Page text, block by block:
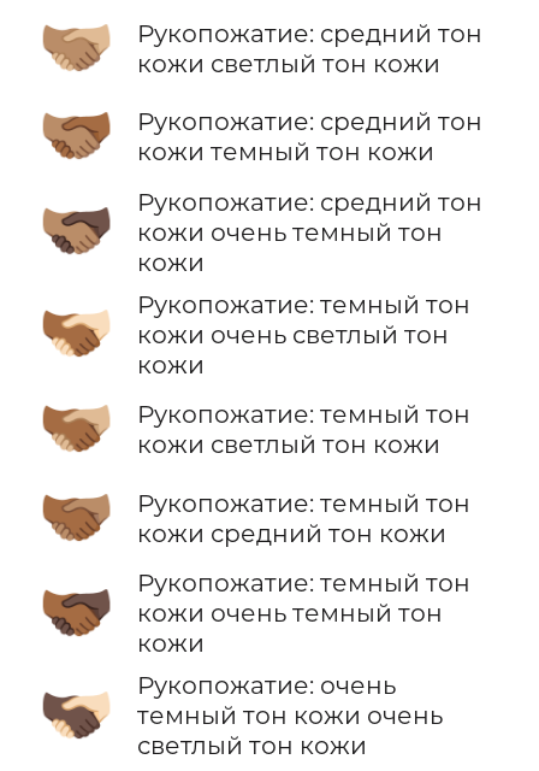
🫱🏽‍🫲🏼
Рукопожатие: средний тон
кожи светлый тон кожи
🫱🏽‍🫲🏾
Рукопожатие: средний тон
кожи темный тон кожи
🫱🏽‍🫲🏿
Рукопожатие: средний тон
кожи очень темный тон
кожи
🫱🏾‍🫲🏻
Рукопожатие: темный тон
кожи очень светлый тон
кожи
🫱🏾‍🫲🏼
Рукопожатие: темный тон
кожи светлый тон кожи
🫱🏾‍🫲🏽
Рукопожатие: темный тон
кожи средний тон кожи
🫱🏾‍🫲🏿
Рукопожатие: темный тон
кожи очень темный тон
кожи
🫱🏿‍🫲🏻
Рукопожатие: очень
темный тон кожи очень
светлый тон кожи